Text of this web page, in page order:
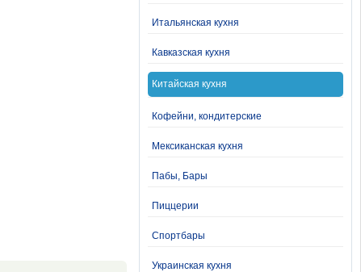
Итальянская кухня
Кавказская кухня
Китайская кухня
Кофейни, кондитерские
Мексиканская кухня
Пабы, Бары
Пиццерии
Спортбары
Украинская кухня